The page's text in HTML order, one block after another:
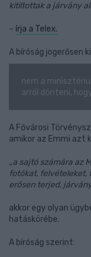
kitiltottak a járvány
– írja a Telex.
A bíróság jogerősen
nem a
arról dönteni,
A Fővárosi
amikor az Emmi azt
„a sajtó számára az
fotókat, felvételeket,
erősen terjed,
akkor egy olyan
hatáskörébe.
A bíróság szerint: